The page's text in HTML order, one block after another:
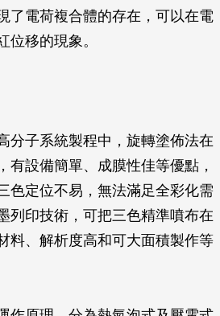
了電荷複合體的存在，可以在電
位移的現象。
分子系統製程中，旋轉塗佈法在
有設備簡單、成膜性佳等優點，
色定位不易，無法滿足全彩化需
列印技術，可把三色精準噴布在
料、解析度高和可大面積製作等